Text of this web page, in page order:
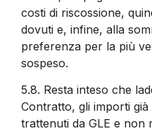
costi di riscossione,
dovuti e, infine, alla
preferenza per la più
sospeso.
5.8. Resta inteso che
Contratto, gli importi già
trattenuti da GLE e non